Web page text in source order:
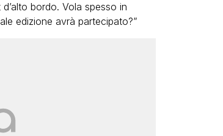
bordo. Vola spesso in
edizione avrà partecipato?”